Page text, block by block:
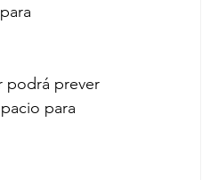
podrá prever
para